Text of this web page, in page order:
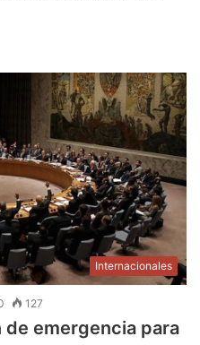
Internacionales
127
de emergencia para